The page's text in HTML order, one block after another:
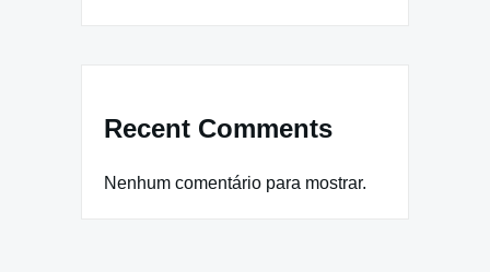
Recent Comments
Nenhum comentário para mostrar.